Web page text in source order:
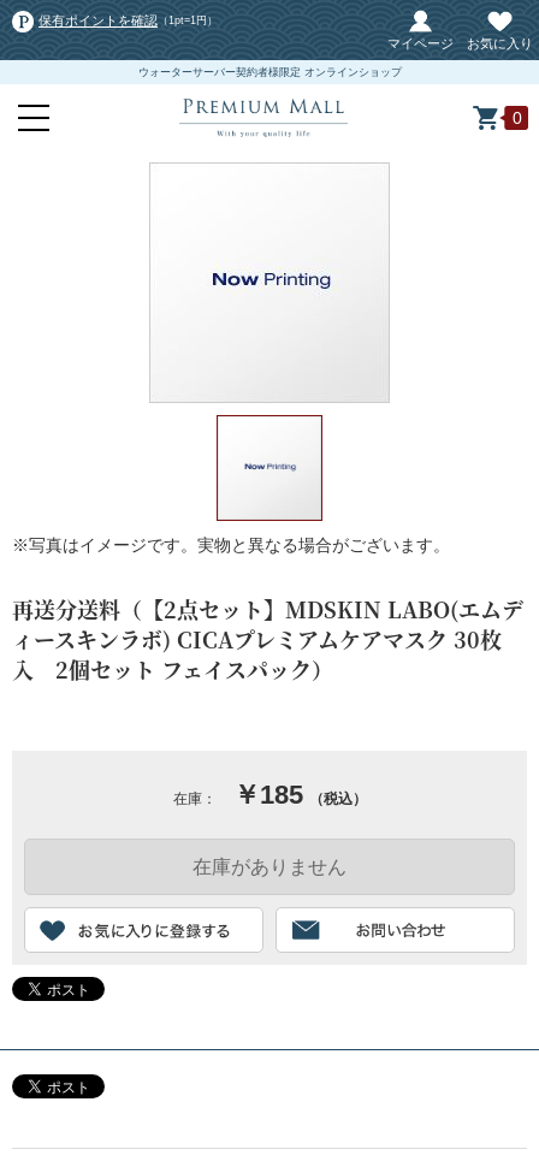
保有ポイントを確認 （1pt=1円）
マイページ お気に入り
ウォーターサーバー契約者様限定 オンラインショップ
0
※写真はイメージです。実物と異なる場合がございます。
再送分送料（【2点セット】MDSKIN LABO(エムデ
ィースキンラボ) CICAプレミアムケアマスク 30枚
入 2個セット フェイスパック）
在庫： ￥185 （税込）